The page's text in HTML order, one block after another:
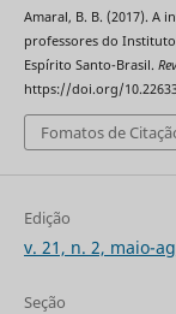
Amaral, B. B. (2017). A
professores do Instituto
Espírito Santo-Brasil.
https://doi.org/
Fomatos de
Edição
v. 21, n. 2, maio-
Seção